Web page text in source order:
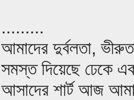
.........
আমাদের দুর্বলতা,
সমস্ত দিয়েছে ঢেকে
আসাদের শার্ট আজ